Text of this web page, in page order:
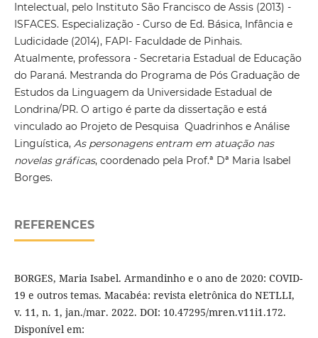
Intelectual, pelo Instituto São Francisco de Assis (2013) -
ISFACES. Especialização - Curso de Ed. Básica, Infância e
Ludicidade (2014), FAPI- Faculdade de Pinhais.
Atualmente, professora - Secretaria Estadual de Educação
do Paraná. Mestranda do Programa de Pós Graduação de
Estudos da Linguagem da Universidade Estadual de
Londrina/PR. O artigo é parte da dissertação e está
vinculado ao Projeto de Pesquisa Quadrinhos e Análise
Linguística, As personagens entram em atuação nas
novelas gráficas, coordenado pela Prof.ª Dª Maria Isabel
Borges.
REFERENCES
BORGES, Maria Isabel. Armandinho e o ano de 2020: COVID-
19 e outros temas. Macabéa: revista eletrônica do NETLLI,
v. 11, n. 1, jan./mar. 2022. DOI: 10.47295/mren.v11i1.172.
Disponível em: